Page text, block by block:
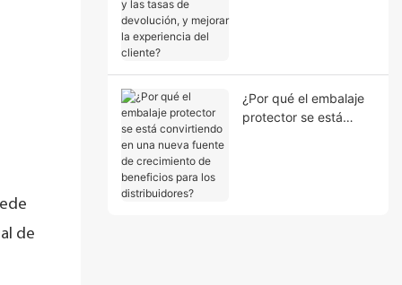
de
cliente?
¿Por qué el embalaje
protector se está